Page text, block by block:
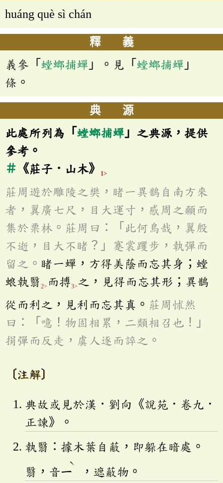
huáng què sì chán
釋 義
義參「 螳螂捕蟬 」。見「 螳螂捕蟬 」
條。
典 源
此處所列為「 螳螂捕蟬 」之典源，提供
參考。
＃ 《莊子．山木》 1>
莊周遊於雕陵之樊，睹一異鵲自南方來
者，翼廣七尺，目大運寸，感周之顙而
集於栗林。莊周曰：「此何鳥哉，翼殷
不逝，目大不睹？」蹇裳躩步，執彈而
留之。 睹一蟬，方得美蔭而忘其身；螳
蜋執翳 2> 而搏3> 之，見得而忘其形；異鵲
從而利之，見利而忘其真。 莊周怵然
曰：「噫！物固相累，二類相召也！」
捐彈而反走，虞人逐而誶之。
〔注解〕
典故或見於漢．劉向《說苑．卷九．
正諫》。
執翳：據木葉自蔽，即躲在暗處。
翳，音ㄧ
ˋ
，遮蔽物。